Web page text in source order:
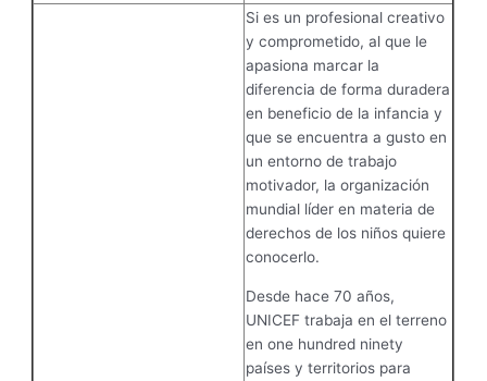
Si es un profesional creativo
y comprometido, al que le
apasiona marcar la
diferencia de forma duradera
en beneficio de la infancia y
que se encuentra a gusto en
un entorno de trabajo
motivador, la organización
mundial líder en materia de
derechos de los niños quiere
conocerlo.
Desde hace 70 años,
UNICEF trabaja en el terreno
en one hundred ninety
países y territorios para